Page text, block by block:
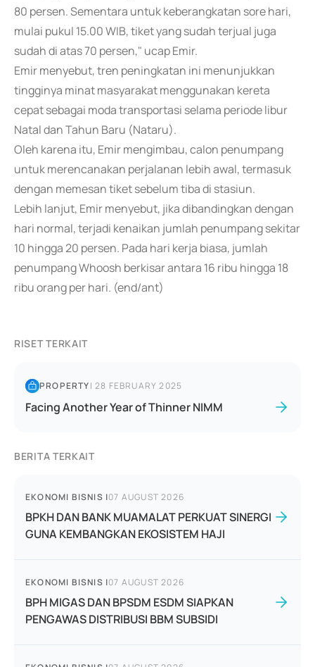
80 persen. Sementara untuk keberangkatan sore hari,
mulai pukul 15.00 WIB, tiket yang sudah terjual juga
sudah di atas 70 persen," ucap Emir.
Emir menyebut, tren peningkatan ini menunjukkan
tingginya minat masyarakat menggunakan kereta
cepat sebagai moda transportasi selama periode libur
Natal dan Tahun Baru (Nataru).
Oleh karena itu, Emir mengimbau, calon penumpang
untuk merencanakan perjalanan lebih awal, termasuk
dengan memesan tiket sebelum tiba di stasiun.
Lebih lanjut, Emir menyebut, jika dibandingkan dengan
hari normal, terjadi kenaikan jumlah penumpang sekitar
10 hingga 20 persen. Pada hari kerja biasa, jumlah
penumpang Whoosh berkisar antara 16 ribu hingga 18
ribu orang per hari. (end/ant)
RISET TERKAIT
PROPERTY|28 FEBRUARY 2025
Facing Another Year of Thinner NIMM
BERITA TERKAIT
EKONOMI BISNIS |07 AUGUST 2026
BPKH DAN BANK MUAMALAT PERKUAT SINERGI
GUNA KEMBANGKAN EKOSISTEM HAJI
EKONOMI BISNIS |07 AUGUST 2026
BPH MIGAS DAN BPSDM ESDM SIAPKAN
PENGAWAS DISTRIBUSI BBM SUBSIDI